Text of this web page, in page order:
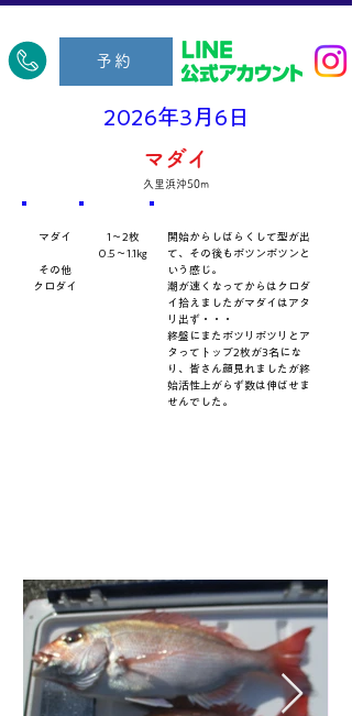
予約
2026年3月6日
マダイ
久里浜沖50m
開始からしばらくして型が出
て、その後もポツンポツンと
いう感じ。
潮が速くなってからはクロダ
イ拾えましたがマダイはアタ
リ出ず・・・
終盤にまたポツリポツリとア
タってトップ2枚が3名にな
り、皆さん顔見れましたが終
始活性上がらず数は伸ばせま
せんでした。
1～2枚
0.5～1.1㎏
マダイ
その他
クロダイ